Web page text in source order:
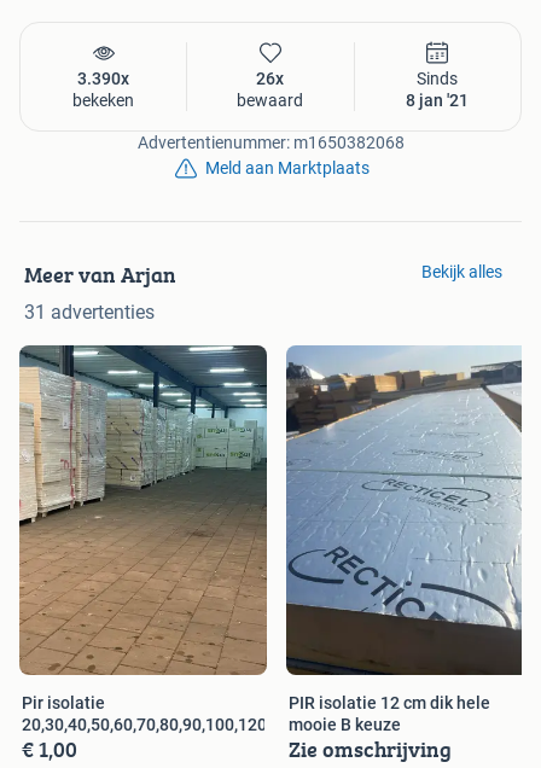
3.390x
bekeken
26x
bewaard
Sinds
8 jan '21
Advertentienummer: m1650382068
Meld aan Marktplaats
Meer van Arjan
31 advertenties
Bekijk alles
Pir isolatie
20,30,40,50,60,70,80,90,100,120,140,160,200
€ 1,00
PIR isolatie 12 cm dik hele
mooie B keuze
Zie omschrijving